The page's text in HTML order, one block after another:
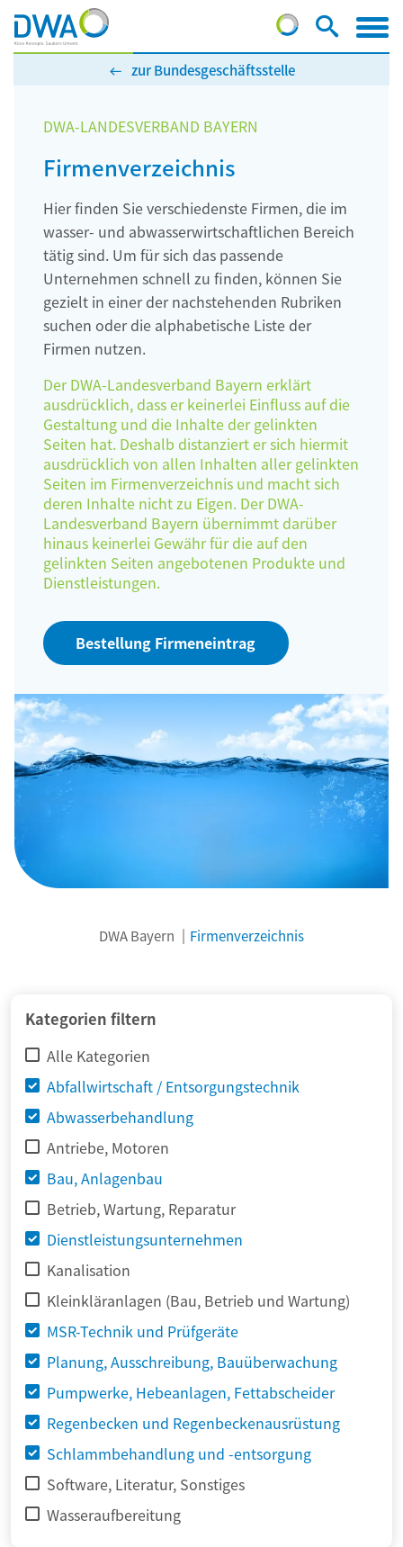
zur Bundesgeschäftsstelle
DWA-LANDESVERBAND BAYERN
Firmenverzeichnis
Hier finden Sie verschiedenste Firmen, die im
wasser- und abwasserwirtschaftlichen Bereich
tätig sind. Um für sich das passende
Unternehmen schnell zu finden, können Sie
gezielt in einer der nachstehenden Rubriken
suchen oder die alphabetische Liste der
Firmen nutzen.
Der DWA-Landesverband Bayern erklärt
ausdrücklich, dass er keinerlei Einfluss auf die
Gestaltung und die Inhalte der gelinkten
Seiten hat. Deshalb distanziert er sich hiermit
ausdrücklich von allen Inhalten aller gelinkten
Seiten im Firmenverzeichnis und macht sich
deren Inhalte nicht zu Eigen. Der DWA-
Landesverband Bayern übernimmt darüber
hinaus keinerlei Gewähr für die auf den
gelinkten Seiten angebotenen Produkte und
Dienstleistungen.
Bestellung Firmeneintrag
DWA Bayern Firmenverzeichnis
Kategorien filtern
Alle Kategorien
Abfallwirtschaft / Entsorgungstechnik
Abwasserbehandlung
Antriebe, Motoren
Bau, Anlagenbau
Betrieb, Wartung, Reparatur
Dienstleistungsunternehmen
Kanalisation
Kleinkläranlagen (Bau, Betrieb und Wartung)
MSR-Technik und Prüfgeräte
Planung, Ausschreibung, Bauüberwachung
Pumpwerke, Hebeanlagen, Fettabscheider
Regenbecken und Regenbeckenausrüstung
Schlammbehandlung und -entsorgung
Software, Literatur, Sonstiges
Wasseraufbereitung